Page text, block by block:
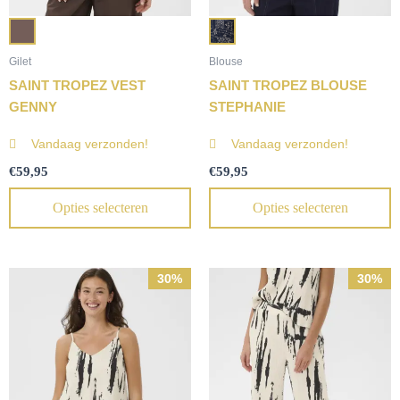
Gilet
SAINT TROPEZ VEST
GENNY
Vandaag verzonden!
€59,95
Opties selecteren
Blouse
SAINT TROPEZ BLOUSE
STEPHANIE
Vandaag verzonden!
€59,95
Opties selecteren
30%
Oorspronkelijke
prijs
was:
€49,95.
Huidige
prijs
is:
€35,00.
30%
Oorspronkelijke
prijs
was:
€69,95.
Huidige
prijs
is:
€49,00.